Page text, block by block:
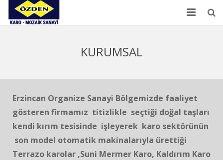
ÜRÜNLER
REFERANSLAR
İLETİŞİM
KURUMSAL
Erzincan Organize Sanayi Bölgemizde faaliyet
gösteren firmamız titizlikle seçtiği doğal taşları
kendi kırım tesisinde işleyerek karo sektörünün
son model otomatik makinalarıyla ürettiği
Terrazo karolar ,Suni Mermer Karo, Kaldırım Karo